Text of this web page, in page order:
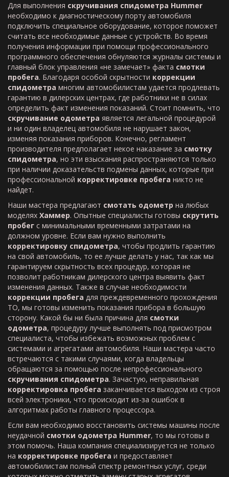
Для выполнения скручивания спидометра Hummer
необходимо к диагностическому порту автомобиля
подключить специальное оборудование, которое поможет
считать все необходимые данные с устройств. Во время
получения информации при помощи профессионального
программного обеспечения обнуляются журналы системы и
главный блок управления «не замечает» факта смотки
пробега. Благодаря особой скрытности коррекции
спидометра многим автомобилистам удается продлевать
гарантию в дилерских центрах, где работники не в силах
определить факт изменения показаний. Стоит помнить, что
скручивание одометра является легальной процедурой
и ни один владелец автомобиля не нарушает закон,
изменяя показания приборов. Конечно, регламент
производителя предполагает некое наказание за смотку
спидометра, но эти взыскания распространяются только
при наличии доказательств подмены данных, которые при
профессиональной корректировке пробега никто не
найдет.
Наши мастера предлагают смотать одометр на любых
моделях Хаммер. Опытные специалисты готовы скрутить
пробег с минимальными временными затратами на
должном уровне. Если вам нужно выполнить
корректировку спидометра, чтобы продлить гарантию
на свой автомобиль, то ее лучше делать у нас, так как мы
гарантируем скрытность всех процедур, которая не
позволит работникам дилерского центра выявить факт
изменения данных. Также в случае необходимости
коррекции пробега для преждевременного прохождения
ТО, мы готовы изменить показания прибора в большую
сторону. Какой бы ни была причина для смотки
одометра, процедуру лучше выполнять под присмотром
специалиста, чтобы избежать возможных проблем с
системами и агрегатами автомобиля. Наши мастера часто
встречаются с такими случаями, когда владельцы
обращаются за помощью после непрофессионального
скручивания спидометра. Зачастую, неправильная
корректировка пробега заканчивается выходом из строя
всей электроники, что происходит из-за ошибок в
алгоритмах работы главного процессора.
Если вам необходимо восстановить системы машины после
неудачной смотки одометра Hummer, то мы готовы в
этом помочь. Наша компания специализируется не только
на корректировке пробега и предоставляет
автомобилистам полный спектр ремонтных услуг, среди